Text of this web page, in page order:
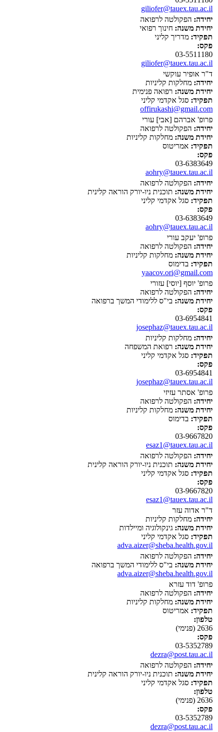
giliofer@tauex.tau.ac.il
יחידה: הפקולטה לרפואה
יחידת משנה: חינוך רפואי
תפקיד: מדריך קליני
פקס:
03-5511180
giliofer@tauex.tau.ac.il
ד"ר אופיר עוקשי
יחידה: מחלקות קליניות
יחידת משנה: רפואה פנימית
תפקיד: סגל אקדמי קליני
offirukashi@gmail.com
פרופ' אברהם [אבי] עורי
יחידה: הפקולטה לרפואה
יחידת משנה: מחלקות קליניות
תפקיד: אמריטוס
פקס:
03-6383649
aohry@tauex.tau.ac.il
יחידה: הפקולטה לרפואה
יחידת משנה: תוכנית ניו-יורק הוראה קלינית
תפקיד: סגל אקדמי קליני
פקס:
03-6383649
aohry@tauex.tau.ac.il
פרופ' יעקב עורי
יחידה: הפקולטה לרפואה
יחידת משנה: מחלקות קליניות
תפקיד: בדימוס
yaacov.ori@gmail.com
פרופ' יוסף [יוסי] עזורי
יחידה: הפקולטה לרפואה
יחידת משנה: בי"ס ללימודי המשך ברפואה
פקס:
03-6954841
josephaz@tauex.tau.ac.il
יחידה: מחלקות קליניות
יחידת משנה: רפואת המשפחה
תפקיד: סגל אקדמי קליני
פקס:
03-6954841
josephaz@tauex.tau.ac.il
פרופ' אסתר עזיזי
יחידה: הפקולטה לרפואה
יחידת משנה: מחלקות קליניות
תפקיד: בדימוס
פקס:
03-9667820
esaz1@tauex.tau.ac.il
יחידה: הפקולטה לרפואה
יחידת משנה: תוכנית ניו-יורק הוראה קלינית
תפקיד: סגל אקדמי קליני
פקס:
03-9667820
esaz1@tauex.tau.ac.il
ד"ר אדוה עזר
יחידה: מחלקות קליניות
יחידת משנה: גינקולוגיה ומיילדות
תפקיד: סגל אקדמי קליני
adva.aizer@sheba.health.gov.il
יחידה: הפקולטה לרפואה
יחידת משנה: בי"ס ללימודי המשך ברפואה
adva.aizer@sheba.health.gov.il
פרופ' דוד עזרא
יחידה: הפקולטה לרפואה
יחידת משנה: מחלקות קליניות
תפקיד: אמריטוס
טלפון:
2636 (פנימי)
פקס:
03-5352789
dezra@post.tau.ac.il
יחידה: הפקולטה לרפואה
יחידת משנה: תוכנית ניו-יורק הוראה קלינית
תפקיד: סגל אקדמי קליני
טלפון:
2636 (פנימי)
פקס:
03-5352789
dezra@post.tau.ac.il